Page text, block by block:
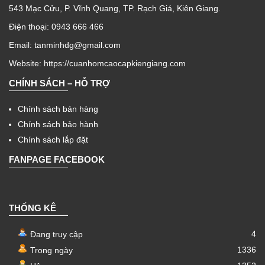
543 Mạc Cửu, P. Vĩnh Quang, TP. Rạch Giá, Kiên Giang.
Điện thoại: 0943 666 466
Email: tanminhdg@gmail.com
Website: https://cuanhomcaocapkiengiang.com
CHÍNH SÁCH – HỖ TRỢ
Chính sách bán hàng
Chính sách bảo hành
Chính sách lắp đặt
FANPAGE FACEBOOK
THỐNG KÊ
Đang truy cập
4
Trong ngày
1336